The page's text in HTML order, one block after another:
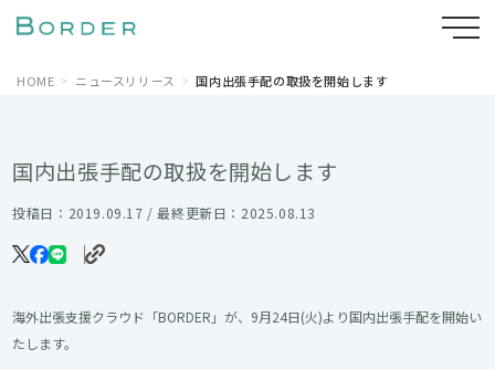
HOME ニュースリリース 国内出張手配の取扱を開始します
国内出張手配の取扱を開始します
投稿日：2019.09.17 / 最終更新日：2025.08.13
海外出張支援クラウド「BORDER」が、9月24日(火)より国内出張手配を開始い
たします。